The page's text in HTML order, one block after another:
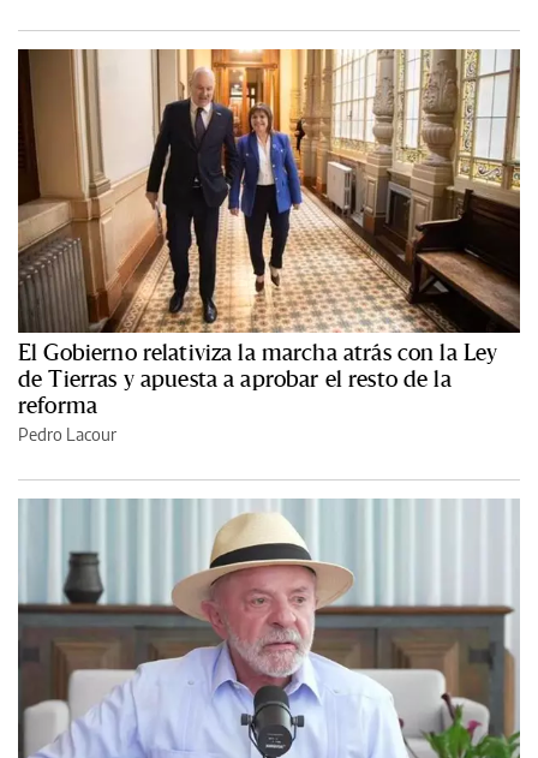
El Gobierno relativiza la marcha atrás con la Ley
de Tierras y apuesta a aprobar el resto de la
reforma
Pedro Lacour